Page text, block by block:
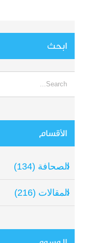
ابحث
الأقسام
الصحافة (134)
المقالات (216)